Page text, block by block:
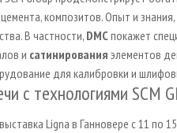
композитов. Опыт и
В частности, DMCпокажет
и сатинирования элементов
для калибровки и
с технологиями SCM
Ligna в Ганновере с 11 по